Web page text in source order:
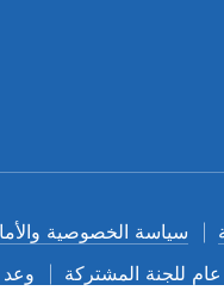
سياسة الخصوصية
وعد
للجنة المشتركة